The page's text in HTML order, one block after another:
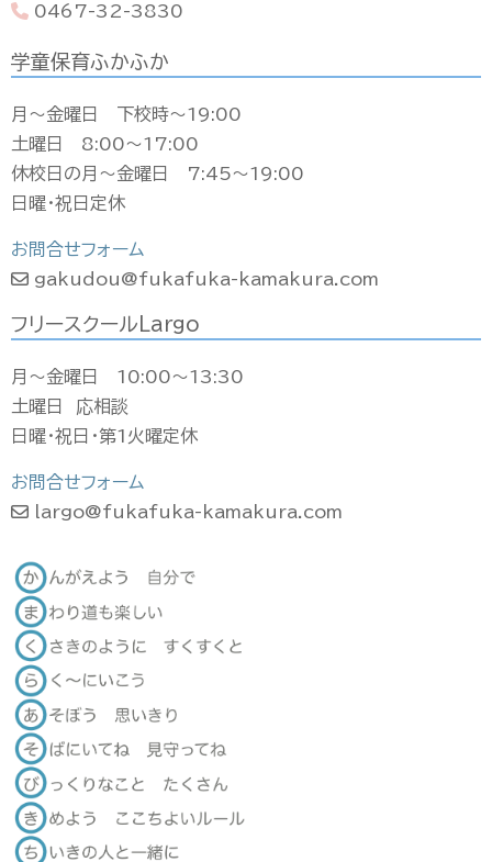
0467-32-3830
学童保育ふかふか
月〜金曜日 下校時〜19:00
土曜日 8:00〜17:00
休校日の月〜金曜日 7:45〜19:00
日曜・祝日定休
お問合せフォーム
gakudou@fukafuka-kamakura.com
フリースクールLargo
月〜金曜日 10:00〜13:30
土曜日 応相談
日曜・祝日・第1火曜定休
お問合せフォーム
largo@fukafuka-kamakura.com